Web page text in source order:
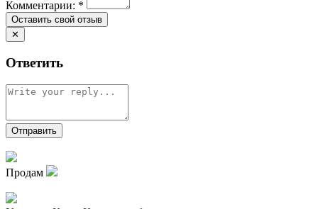
Комментарии: *
✕
Ответить
Продам